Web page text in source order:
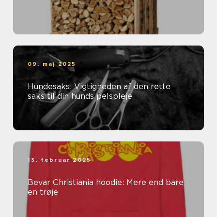
09. maj 2025
Hundesaks: Vigtigheden af den rette
saks til din hunds pelspleje
13. februar 2025
Bevar Christiania hoodie: Mere end bare
en trøje